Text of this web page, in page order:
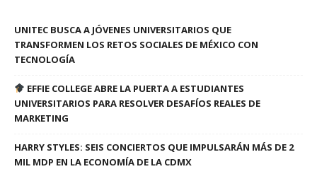
UNITEC BUSCA A JÓVENES UNIVERSITARIOS QUE
TRANSFORMEN LOS RETOS SOCIALES DE MÉXICO CON
TECNOLOGÍA
EFFIE COLLEGE ABRE LA PUERTA A ESTUDIANTES
UNIVERSITARIOS PARA RESOLVER DESAFÍOS REALES DE
MARKETING
HARRY STYLES: SEIS CONCIERTOS QUE IMPULSARÁN MÁS DE 2
MIL MDP EN LA ECONOMÍA DE LA CDMX